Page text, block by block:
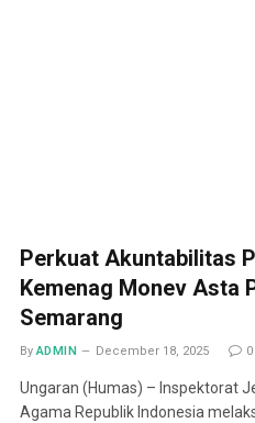
Perkuat Akuntabilitas
Kemenag Monev Asta
Semarang
By ADMIN December 18, 2025 0
Ungaran (Humas) – Inspektorat
Agama Republik Indonesia